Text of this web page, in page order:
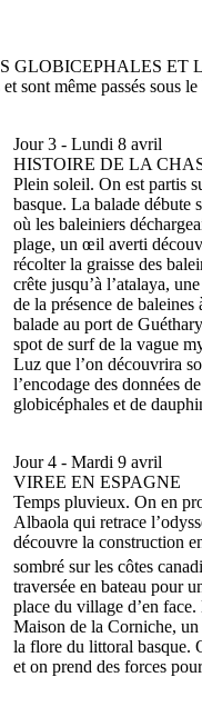
GLOBICEPHALES
sont même passés sous
Jour 3 - Lundi 8 avril
HISTOIRE DE LA
Plein soleil. On est partis
basque. La balade débute
où les baleiniers
plage, un œil averti
récolter la graisse des
crête jusqu’à l’atalaya,
de la présence de baleines
balade au port de
spot de surf de la vague
Luz que l’on découvrira
l’encodage des données
globicéphales et de
Jour 4 - Mardi 9 avril
VIREE EN ESPAGNE
Temps pluvieux. On en
Albaola qui retrace
découvre la construction
sombré sur les côtes
traversée en bateau pour
place du village d’en
Maison de la Corniche,
la flore du littoral basque.
et on prend des forces